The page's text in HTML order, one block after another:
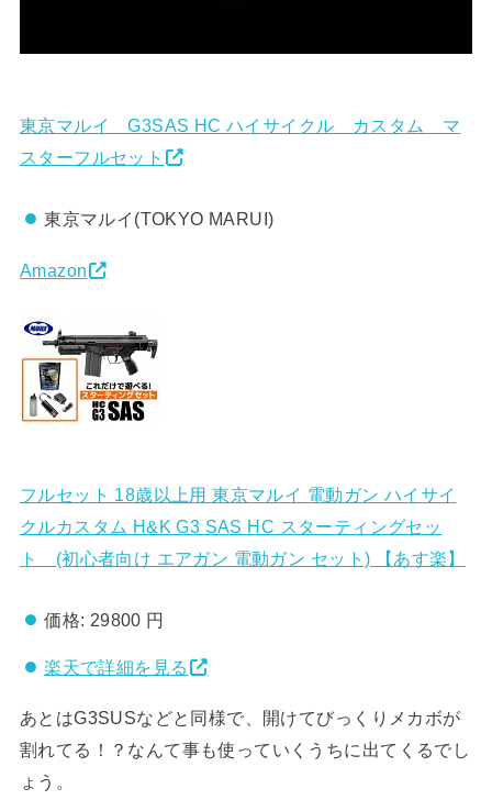
東京マルイ G3SAS HC ハイサイクル カスタム マ
スターフルセット
東京マルイ(TOKYO MARUI)
Amazon
フルセット 18歳以上用 東京マルイ 電動ガン ハイサイ
クルカスタム H&K G3 SAS HC スターティングセッ
ト (初心者向け エアガン 電動ガン セット) 【あす楽】
価格: 29800 円
楽天で詳細を見る
あとはG3SUSなどと同様で、開けてびっくりメカボが
割れてる！？なんて事も使っていくうちに出てくるでし
ょう。